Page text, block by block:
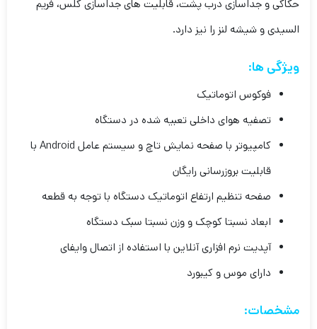
حکاکی و جداسازی درب پشت، قابلیت های جداسازی گلس، فریم
السیدی و شیشه لنز را نیز دارد.
ویژگی ها:
فوکوس اتوماتیک
تصفیه هوای داخلی تعبیه شده در دستگاه
کامپیوتر با صفحه نمایش تاچ و سیستم عامل Android با
قابلیت بروزرسانی رایگان
صفحه تنظیم ارتفاع اتوماتیک دستگاه با توجه به قطعه
ابعاد نسبتا کوچک و وزن نسبتا سبک دستگاه
آپدیت نرم افزاری آنلاین با استفاده از اتصال وایفای
دارای موس و کیبورد
مشخصات: